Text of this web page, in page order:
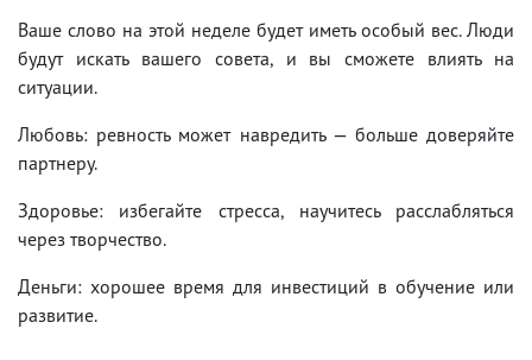
Ваше слово на этой неделе будет иметь особый вес. Люди
будут искать вашего совета, и вы сможете влиять на
ситуации.
Любовь: ревность может навредить — больше доверяйте
партнеру.
Здоровье: избегайте стресса, научитесь расслабляться
через творчество.
Деньги: хорошее время для инвестиций в обучение или
развитие.